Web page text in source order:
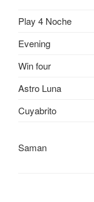
Play 4 Noche
Evening
Win four
Astro Luna
Cuyabrito
Saman